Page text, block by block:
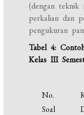
(dengan teknik
perkalian dan
pengukuran
Tabel 4:
Kelas III
No.
Soal